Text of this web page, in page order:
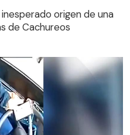
origen de una
de Cachureos